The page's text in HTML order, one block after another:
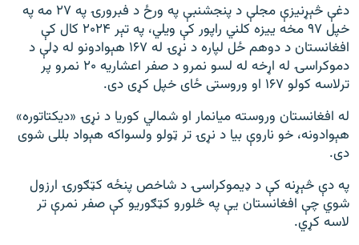
دغې څېړنیزې مجلې د پنجشنبې په ورځ د فبرورۍ په ۲۷ مه په
خپل ۹۷ مخه ییزه کلني راپور کې ویلي، په تېر ۲۰۲۴ کال کې
افغانستان د دوهم ځل لپاره د نړۍ له ۱۶۷ هېوادونو له ډلې د
دموکراسۍ له اړخه له لسو نمرو د صفر اعشاریه ۲۰ نمرو پر
ترلاسه کولو ۱۶۷ او وروستی ځای خپل کړی دی.
له افغانستان وروسته میانمار او شمالي کوریا د نړۍ «دیکتاتوره»
هېوادونه، خو ناروې بیا د نړۍ تر ټولو ولسواکه هېواد بللی شوی
دی.
په دې څېړنه کې د ډیموکراسۍ د شاخص پنځه کټګورۍ ارزول
شوي چې افغانستان یې په څلورو کټګوریو کې صفر نمرې تر
لاسه کړي.